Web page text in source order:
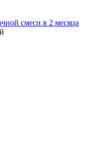
смеси в 2 месяца